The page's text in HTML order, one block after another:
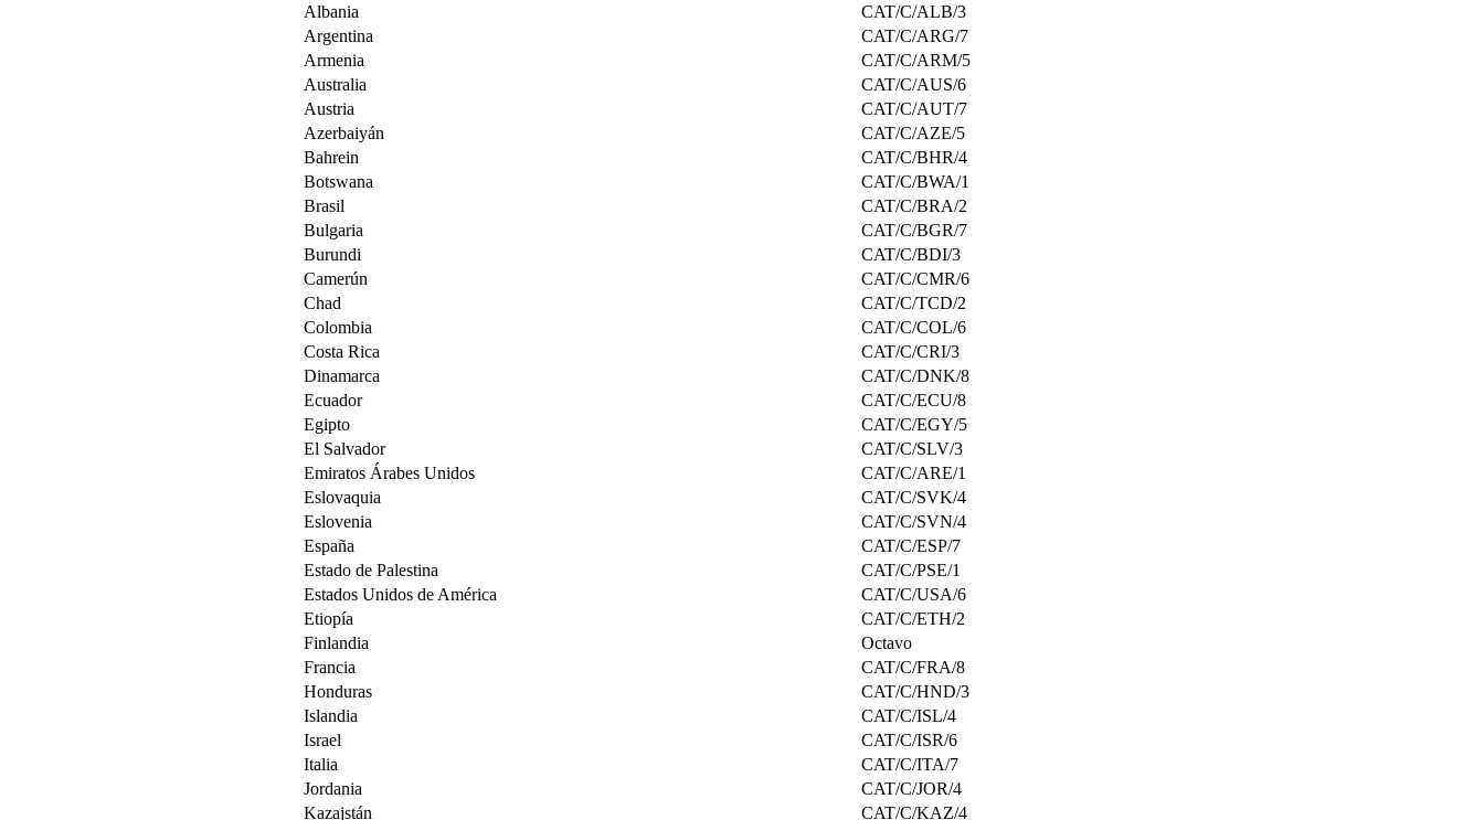
Albania
CAT/C/ALB/3
Argentina
CAT/C/ARG/7
Armenia
CAT/C/ARM/5
Australia
CAT/C/AUS/6
Austria
CAT/C/AUT/7
Azerbaiyán
CAT/C/AZE/5
Bahrein
CAT/C/BHR/4
Botswana
CAT/C/BWA/1
Brasil
CAT/C/BRA/2
Bulgaria
CAT/C/BGR/7
Burundi
CAT/C/BDI/3
Camerún
CAT/C/CMR/6
Chad
CAT/C/TCD/2
Colombia
CAT/C/COL/6
Costa Rica
CAT/C/CRI/3
Dinamarca
CAT/C/DNK/8
Ecuador
CAT/C/ECU/8
Egipto
CAT/C/EGY/5
El Salvador
CAT/C/SLV/3
Emiratos Árabes Unidos
CAT/C/ARE/1
Eslovaquia
CAT/C/SVK/4
Eslovenia
CAT/C/SVN/4
España
CAT/C/ESP/7
Estado de Palestina
CAT/C/PSE/1
Estados Unidos de América
CAT/C/USA/6
Etiopía
CAT/C/ETH/2
Finlandia
Octavo
Francia
CAT/C/FRA/8
Honduras
CAT/C/HND/3
Islandia
CAT/C/ISL/4
Israel
CAT/C/ISR/6
Italia
CAT/C/ITA/7
Jordania
CAT/C/JOR/4
Kazajstán
CAT/C/KAZ/4